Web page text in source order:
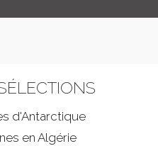
d'Antarctique
en Algérie